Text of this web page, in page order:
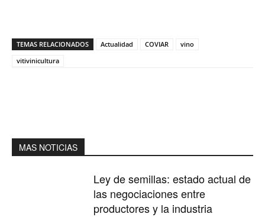
TEMAS RELACIONADOS Actualidad COVIAR
vino
vitivinicultura
MAS NOTICIAS
Ley de semillas: estado actual de
las negociaciones entre
productores y la industria